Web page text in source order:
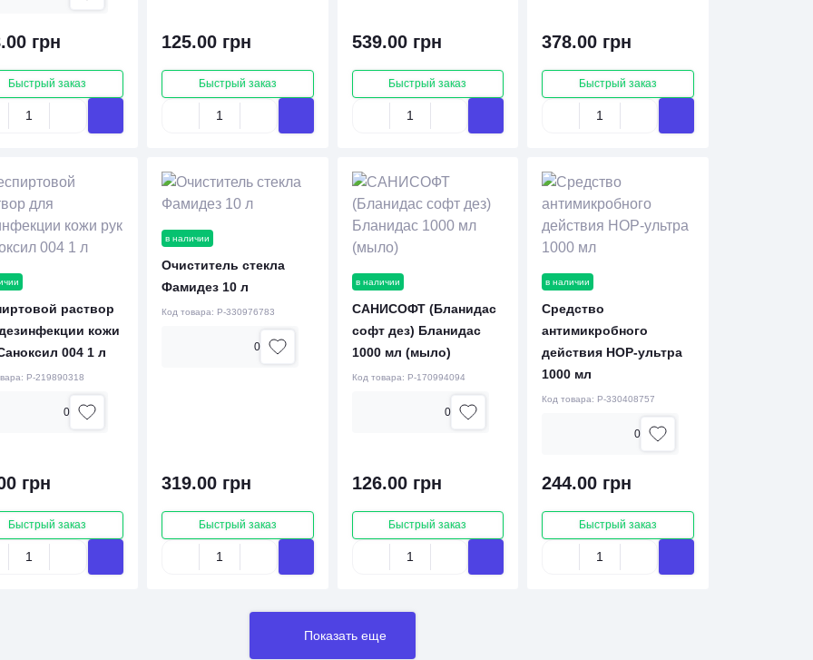
грн
Быстрый заказ
125.00 грн
Быстрый заказ
539.00 грн
Быстрый заказ
378.00 грн
Быстрый заказ
раствор
кожи
004 1 л
P-219890318
0
грн
Быстрый заказ
в наличии
Очиститель стекла
Фамидез 10 л
Код товара: P-330976783
0
319.00 грн
Быстрый заказ
в наличии
САНИСОФТ (Бланидас
софт дез) Бланидас
1000 мл (мыло)
Код товара: P-170994094
0
126.00 грн
Быстрый заказ
в наличии
Средство
антимикробного
действия НОР-ультра
1000 мл
Код товара: P-330408757
0
244.00 грн
Быстрый заказ
Показать еще